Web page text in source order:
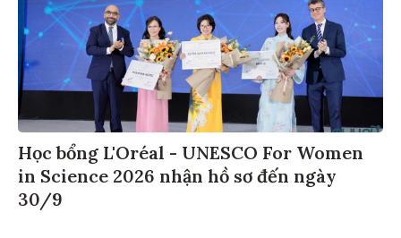
Học bổng L'Oréal - UNESCO For Women
in Science 2026 nhận hồ sơ đến ngày
30/9